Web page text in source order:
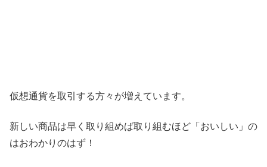
仮想通貨を取引する方々が増えています。
新しい商品は早く取り組めば取り組むほど「おいしい」の
はおわかりのはず！